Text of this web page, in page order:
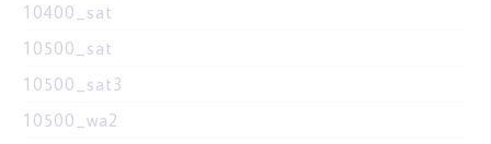
10400_sat
10500_sat
10500_sat3
10500_wa2